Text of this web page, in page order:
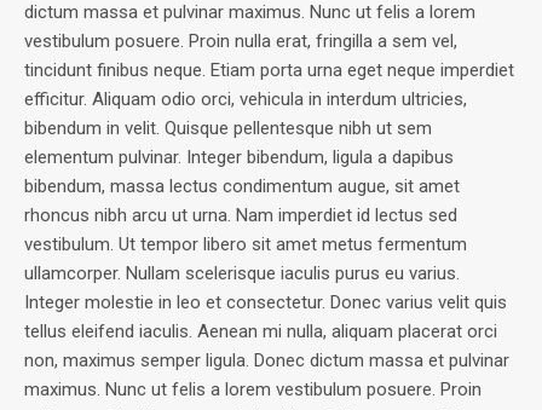
dictum massa et pulvinar maximus. Nunc ut felis a lorem
vestibulum posuere. Proin nulla erat, fringilla a sem vel,
tincidunt finibus neque. Etiam porta urna eget neque imperdiet
efficitur. Aliquam odio orci, vehicula in interdum ultricies,
bibendum in velit. Quisque pellentesque nibh ut sem
elementum pulvinar. Integer bibendum, ligula a dapibus
bibendum, massa lectus condimentum augue, sit amet
rhoncus nibh arcu ut urna. Nam imperdiet id lectus sed
vestibulum. Ut tempor libero sit amet metus fermentum
ullamcorper. Nullam scelerisque iaculis purus eu varius.
Integer molestie in leo et consectetur. Donec varius velit quis
tellus eleifend iaculis. Aenean mi nulla, aliquam placerat orci
non, maximus semper ligula. Donec dictum massa et pulvinar
maximus. Nunc ut felis a lorem vestibulum posuere. Proin